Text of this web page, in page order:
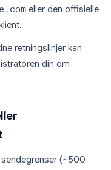
eller den offisielle
retningslinjer kan
din om
(~500